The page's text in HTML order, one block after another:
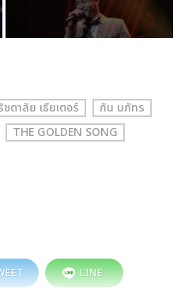
ชดาลัย เธียเตอร์
กัน นภัทร
THE GOLDEN SONG
LINE